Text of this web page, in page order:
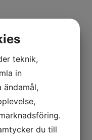
teknik,
in
du till